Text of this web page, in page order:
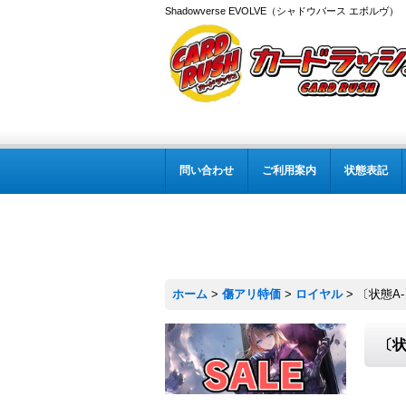
Shadowverse EVOLVE（シャドウバース エボルヴ
問い合わせ ご利用案内 状態表記
ホーム > 傷アリ特価 > ロイヤル > 〔状態
〔